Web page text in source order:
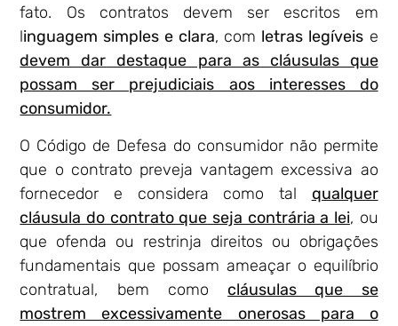
fato. Os contratos devem ser escritos em
linguagem simples e clara, com letras legíveise
devem dar destaque para as cláusulas que
possam ser prejudiciais aos interesses do
consumidor.
O Código de Defesa do consumidor não permite
que o contrato preveja vantagem excessiva ao
fornecedor e considera como tal qualquer
cláusula do contrato que seja contrária a lei, ou
que ofenda ou restrinja direitos ou obrigações
fundamentais que possam ameaçar o equilíbrio
contratual, bem como cláusulas que se
mostrem excessivamente onerosas para o